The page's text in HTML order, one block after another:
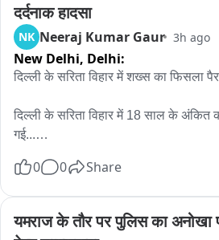
दर्दनाक हादसा
NK Neeraj Kumar Gaur 3h ago
New Delhi, Delhi:
दिल्ली के सरिता विहार में शख्स का फिसला
दिल्ली के सरिता विहार में 18 साल के अंकित
गई...
जा रहा था..तभी नाले की पुलिया को क्रोस
वो नाले में पानी के बहाव के साथ बह गया..
0 0 Share
यमराज के तौर पर पुलिस का अनोखा